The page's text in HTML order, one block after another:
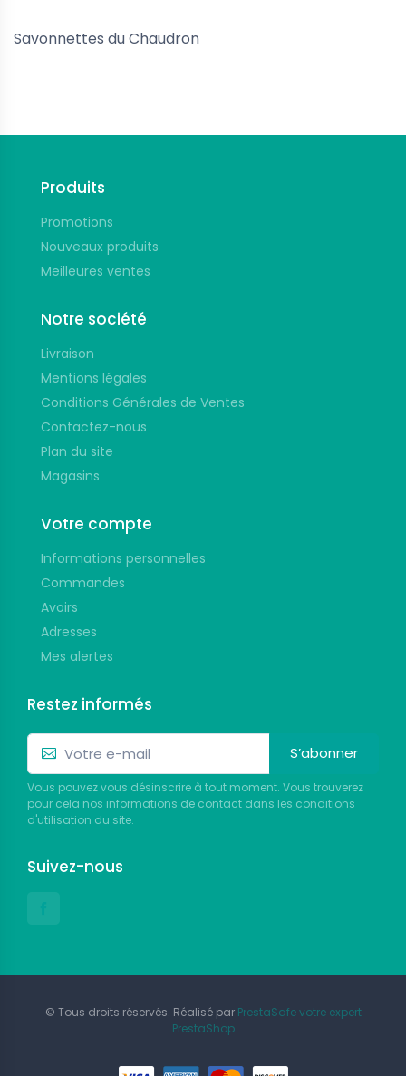
Savonnettes du Chaudron
Produits
Promotions
Nouveaux produits
Meilleures ventes
Notre société
Livraison
Mentions légales
Conditions Générales de Ventes
Contactez-nous
Plan du site
Magasins
Votre compte
Informations personnelles
Commandes
Avoirs
Adresses
Mes alertes
Restez informés
S’abonner
Vous pouvez vous désinscrire à tout moment. Vous trouverez
pour cela nos informations de contact dans les conditions
d'utilisation du site.
Suivez-nous
© Tous droits réservés. Réalisé par PrestaSafe votre expert
PrestaShop